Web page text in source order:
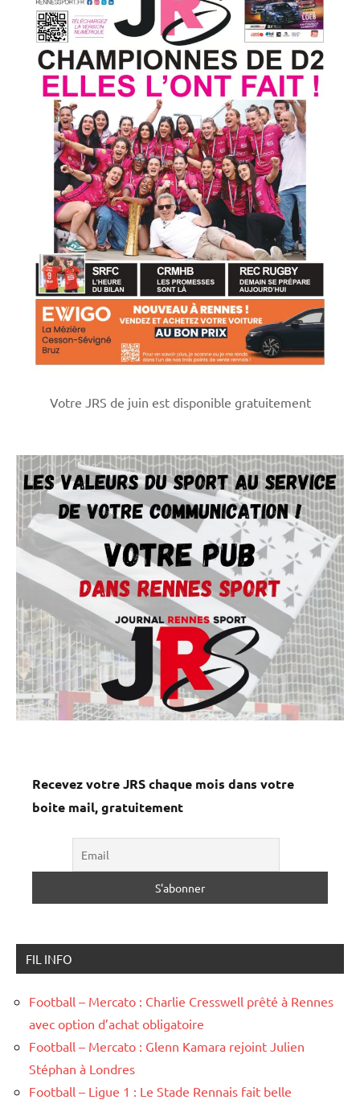
Votre JRS de juin est disponible gratuitement
Recevez votre JRS chaque mois dans votre
boite mail, gratuitement
FIL INFO
Football – Mercato : Charlie Cresswell prêté à Rennes
avec option d’achat obligatoire
Football – Mercato : Glenn Kamara rejoint Julien
Stéphan à Londres
Football – Ligue 1 : Le Stade Rennais fait belle